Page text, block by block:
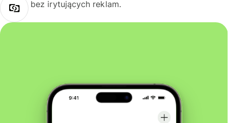
bez irytujących reklam.